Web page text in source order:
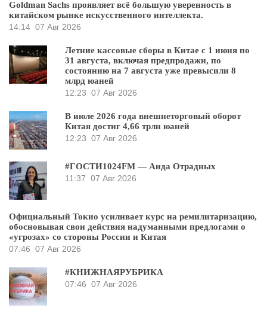
Goldman Sachs проявляет всё большую уверенность в
китайском рынке искусственного интеллекта.
14:14 07 Авг 2026
Летние кассовые сборы в Китае с 1 июня по
31 августа, включая предпродажи, по
состоянию на 7 августа уже превысили 8
млрд юаней
12:23 07 Авг 2026
В июле 2026 года внешнеторговый оборот
Китая достиг 4,66 трлн юаней
12:23 07 Авг 2026
#ГОСТИ1024FM — Аида Отрадных
11:37 07 Авг 2026
Официальный Токио усиливает курс на ремилитаризацию,
обосновывая свои действия надуманными предлогами о
«угрозах» со стороны России и Китая
07:46 07 Авг 2026
#КНИЖНАЯРУБРИКА
07:46 07 Авг 2026